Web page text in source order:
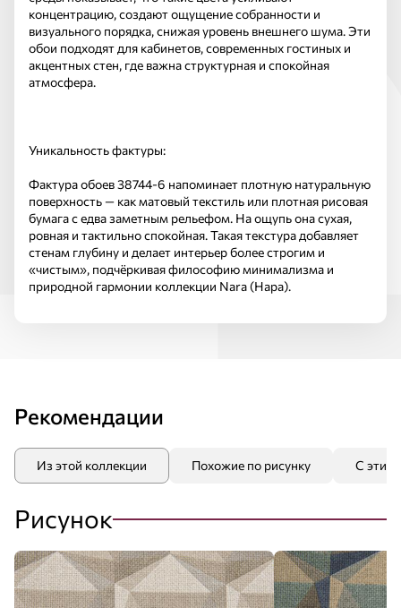
концентрацию, создают ощущение собранности и
визуального порядка, снижая уровень внешнего шума. Эти
обои подходят для кабинетов, современных гостиных и
акцентных стен, где важна структурная и спокойная
атмосфера.
Уникальность фактуры:
Фактура обоев 38744-6 напоминает плотную натуральную
поверхность — как матовый текстиль или плотная рисовая
бумага с едва заметным рельефом. На ощупь она сухая,
ровная и тактильно спокойная. Такая текстура добавляет
стенам глубину и делает интерьер более строгим и
«чистым», подчёркивая философию минимализма и
природной гармонии коллекции Nara (Нара).
Рекомендации
Из этой коллекции Похожие по рисунку С этим
Рисунок